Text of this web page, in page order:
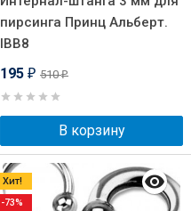
пирсинга Принц Альберт.
IBB8
195 ₽ 510₽
В корзину
Хит!
-73%